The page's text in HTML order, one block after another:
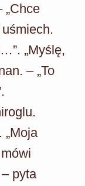
„Chce
uśmiech.
„Myślę,
– „To
„Moja
pyta